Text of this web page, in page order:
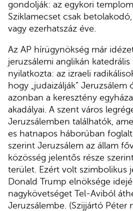
gondolják: az egykori
Sziklamecset csak
vagy ezerhatszáz éve.
Az AP hírügynökség már
jeruzsálemi anglikán katedrális
nyilatkozta: az izraeli
hogy „judaizálják” Jeruzsálem
azonban a keresztény
akadályai. A szent város
Jeruzsálemben találhatók,
es hatnapos háborúban
szerint Jeruzsálem az állam
közösség jelentős része
terület. Ezért volt szimbolikus
Donald Trump elnöksége
nagykövetséget Tel-Aviból
Jeruzsálembe. (Szijjártó Péter